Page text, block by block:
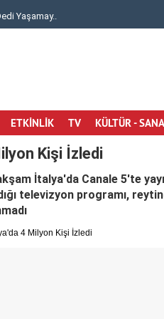
Yaşamay..
ETKİNLİK TV KÜLTÜR -
Kişi İzledi
İtalya'da Canale 5'te
televizyon programı,
4 Milyon Kişi İzledi